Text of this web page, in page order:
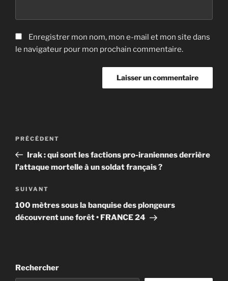
Enregistrer mon nom, mon e-mail et mon site dans
le navigateur pour mon prochain commentaire.
Navigation
l’article
Article
précédent
PRÉCÉDENT
Irak : qui sont les factions pro-iraniennes derrière
l’attaque mortelle à un soldat français ?
Article
suivant
SUIVANT
100 mètres sous la banquise des plongeurs
découvrent une forêt • FRANCE 24
Rechercher